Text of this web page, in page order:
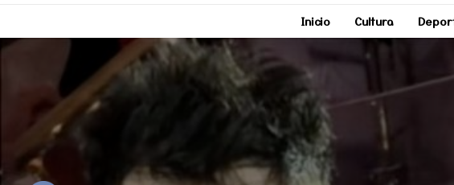
Inicio Cultura